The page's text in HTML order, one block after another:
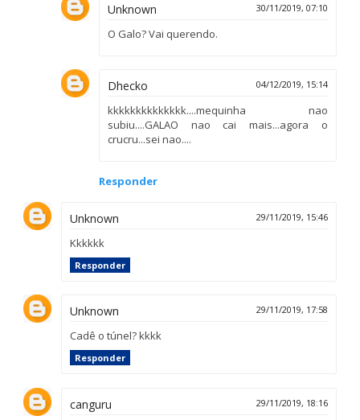
Unknown 30/11/2019, 07:10
O Galo? Vai querendo.
Dhecko 04/12/2019, 15:14
kkkkkkkkkkkkkk....mequinha nao
subiu....GALAO nao cai mais...agora o
crucru...sei nao....
Responder
Unknown 29/11/2019, 15:46
Kkkkkk
Responder
Unknown 29/11/2019, 17:58
Cadê o túnel? kkkk
Responder
canguru 29/11/2019, 18:16